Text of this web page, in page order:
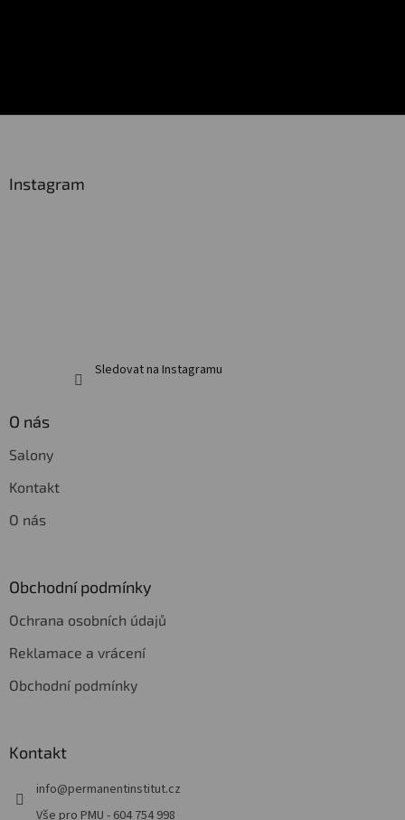
Instagram
Sledovat na Instagramu
O nás
Salony
Kontakt
O nás
Obchodní podmínky
Ochrana osobních údajů
Reklamace a vrácení
Obchodní podmínky
Kontakt
info@permanentinstitut.cz
Vše pro PMU - 604 754 998